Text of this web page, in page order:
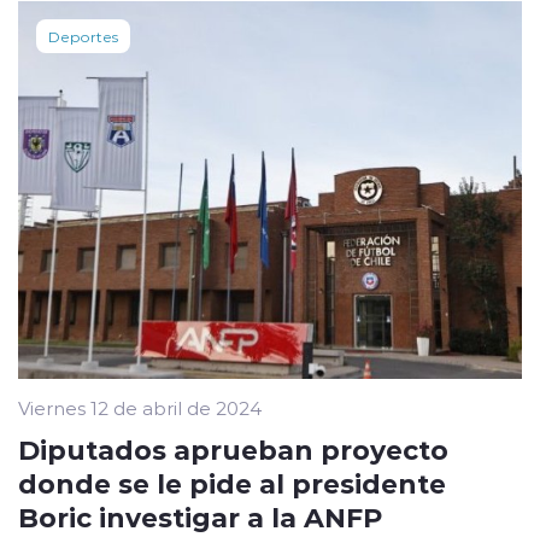
Deportes
Viernes 12 de abril de 2024
Diputados aprueban proyecto
donde se le pide al presidente
Boric investigar a la ANFP